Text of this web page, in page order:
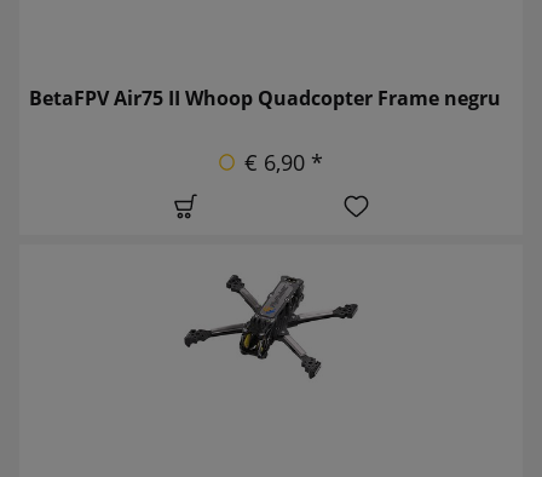
BetaFPV Air75 II Whoop Quadcopter Frame negru
€ 6,90 *